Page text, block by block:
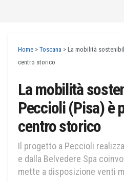
Home > Toscana > La mobilità
centro storico
La mobilità
Peccioli (Pisa) è
centro storico
Il progetto a Peccioli
e dalla Belvedere Spa
mette a disposizione venti